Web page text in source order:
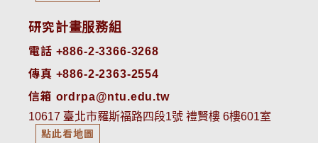
研究計畫服務組
電話 +886-2-3366-3268
傳真 +886-2-2363-2554
信箱 ordrpa@ntu.edu.tw
10617 臺北市羅斯福路四段1號 禮賢樓 6樓601室
點此看地圖